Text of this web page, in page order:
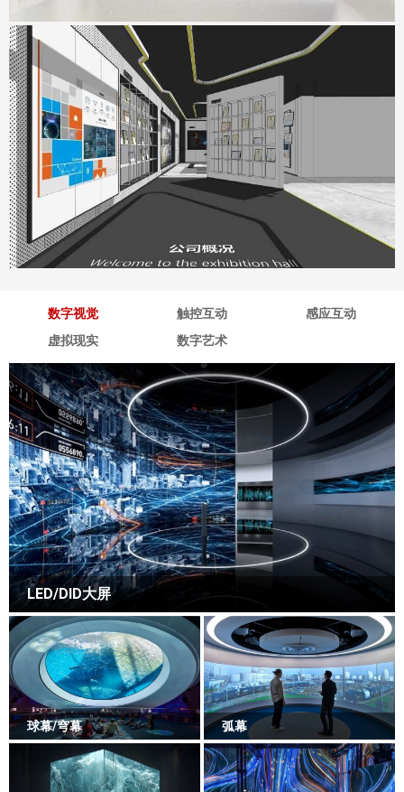
深海企业展厅
地点：广东省深圳市
数字视觉 触控互动
感应互动
虚拟现实
数字艺术
LED/DID大屏
球幕/穹幕 弧幕